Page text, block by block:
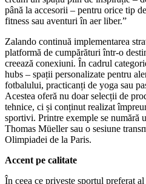
până la accesorii – pentru orice tip
fitness sau aventuri în aer liber.”
Zalando continuă implementarea
platformă de cumpărături într-o
creează conexiuni. În cadrul
hubs – spații personalizate pentru
fotbalului, practicanți de yoga sau
Acestea oferă nu doar selecții de
tehnice, ci și conținut realizat
sportivi. Printre exemple se numără
Thomas Müeller sau o sesiune
Olimpiadei de la Paris.
Accent pe calitate
În ceea ce privește sportul preferat